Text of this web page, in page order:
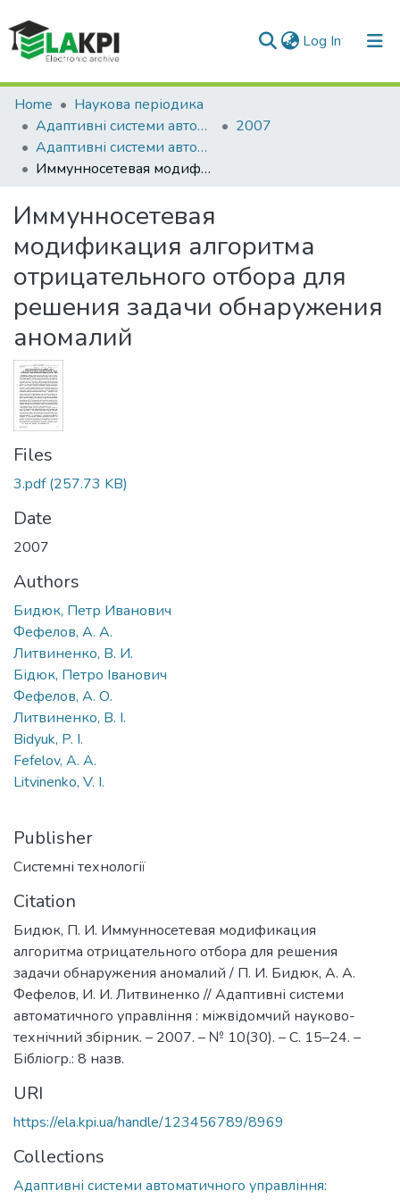
Log In (current)
Communities & Collections
All of DSpace
Statistics
Home
Наукова періодика
Адаптивні системи автоматичного управління
2007
Адаптивні системи автоматичного управління: міжвідомчий науково-технічний збірник, № 10(30)
Иммунносетевая модификация алгоритма отрицательного отбора для решения задачи обнаружения аномалий
Иммунносетевая
модификация алгоритма
отрицательного отбора для
решения задачи обнаружения
аномалий
Files
3.pdf(257.73 KB)
Date
2007
Authors
Бидюк, Петр Иванович
Фефелов, А. А.
Литвиненко, В. И.
Бідюк, Петро Іванович
Фефелов, А. О.
Литвиненко, В. І.
Bidyuk, P. I.
Fefelov, A. A.
Litvinenko, V. I.
Publisher
Системні технології
Citation
Бидюк, П. И. Иммунносетевая модификация
алгоритма отрицательного отбора для решения
задачи обнаружения аномалий / П. И. Бидюк, А. А.
Фефелов, И. И. Литвиненко // Адаптивні системи
автоматичного управління : міжвідомчий науково-
технічний збірник. – 2007. – № 10(30). – С. 15–24. –
Бібліогр.: 8 назв.
URI
https://ela.kpi.ua/handle/123456789/8969
Collections
Адаптивні системи автоматичного управління: